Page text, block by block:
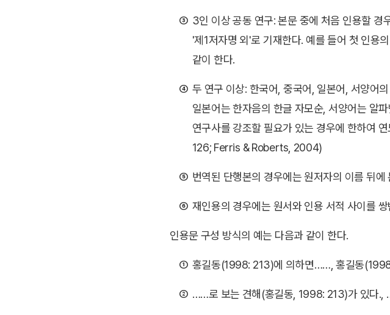
③ 3인 이상 공동 연구: 본문 중에 처음 인용할 경
'제1저자명 외'로 기재한다. 예를 들어 첫 인용
같이 한다.
④ 두 연구 이상: 한국어, 중국어, 일본어, 서양어
일본어는 한자음의 한글 자모순, 서양어는 알
연구사를 강조할 필요가 있는 경우에 한하여
126; Ferris & Roberts, 2004)
⑤ 번역된 단행본의 경우에는 원저자의 이름 뒤
⑥ 재인용의 경우에는 원서와 인용 서적 사이를
인용문 구성 방식의 예는 다음과 같이 한다.
① 홍길동(1998: 213)에 의하면……, 홍길동
② ……로 보는 견해(홍길동, 1998: 213)가 있다